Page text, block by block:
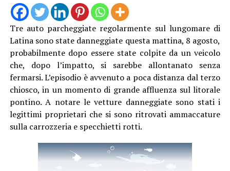
Tre auto parcheggiate regolarmente sul lungomare di
Latina sono state danneggiate questa mattina, 8 agosto,
probabilmente dopo essere state colpite da un veicolo
che, dopo l’impatto, si sarebbe allontanato senza
fermarsi. L’episodio è avvenuto a poca distanza dal terzo
chiosco, in un momento di grande affluenza sul litorale
pontino. A notare le vetture danneggiate sono stati i
legittimi proprietari che si sono ritrovati ammaccature
sulla carrozzeria e specchietti rotti.